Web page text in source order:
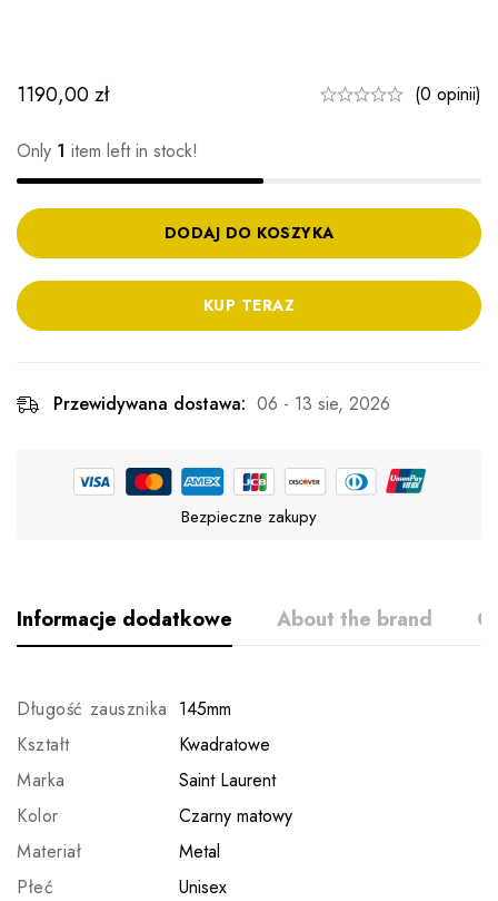
1190,00zł (0 opinii)
Only 1 item left in stock!
DODAJ DO KOSZYKA
KUP TERAZ
Przewidywana dostawa: 06 - 13 sie, 2026
Bezpieczne zakupy
Informacje dodatkowe About the brand
Długość zausznika 145mm
Kształt
Kwadratowe
Marka
Saint Laurent
Kolor
Czarny matowy
Materiał
Metal
Płeć
Unisex